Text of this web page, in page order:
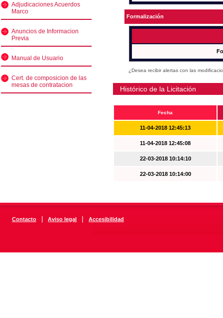
Adjudicaciones Acuerdos
Marco
Anuncios de Informacion
Previa
Manual de Usuario
Cert. de composicion de las
mesas de contratacion
Formalización
¿Desea recibir alertas con las
Histórico de la Licitación
Fecha
11-04-2018 12:45:13
11-04-2018 12:45:08
22-03-2018 10:14:10
22-03-2018 10:14:00
Contacto | Aviso legal | Accesibilidad